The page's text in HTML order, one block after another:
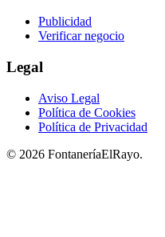
Publicidad
Verificar negocio
Legal
Aviso Legal
Política de Cookies
Política de Privacidad
© 2026 FontaneríaElRayo.